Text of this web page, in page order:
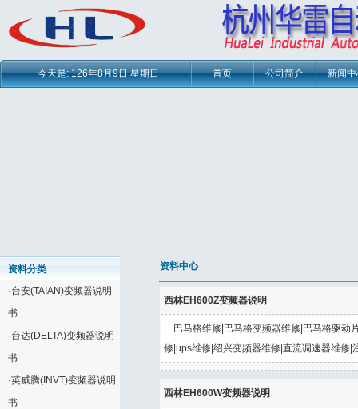
新闻
公司简介
首页
今天是:126年8月9日 星期日
资料分类
·台安(TAIAN)变频器说明
书
·台达(DELTA)变频器说明
书
·英威腾(INVT)变频器说明
书
资料中心
西林EH600Z变频器说明
巴马格维修|巴马格变频器维修|巴马格驱动
修|ups维修|绍兴变频器维修|直流调速器维修|
西林EH600W变频器说明